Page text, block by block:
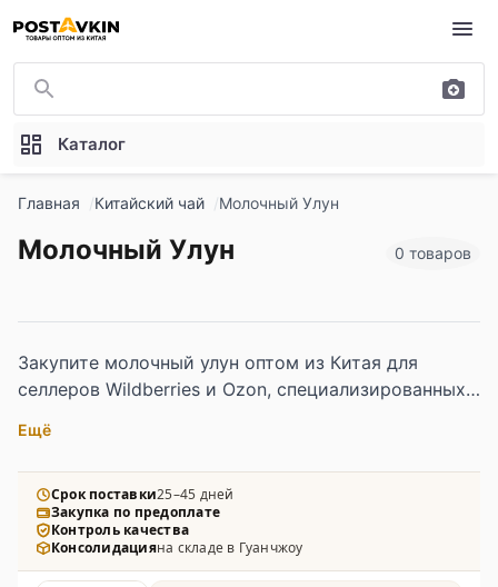
Перейти к основному содержимому
Каталог
Главная Китайский чай Молочный Улун
Молочный Улун 0 товаров
Закупите молочный улун оптом из Китая для
селлеров Wildberries и Ozon, специализированных
классические листовые сорта с кремовым
оттенком вкуса и аромата, а также варианты с
натуральными добавками: жасмином, ванилью,
фруктовыми нотами.
Ещё
Срок поставки25–45 дней
Закупка по предоплате
Контроль качества
Консолидацияна складе в Гуанчжоу